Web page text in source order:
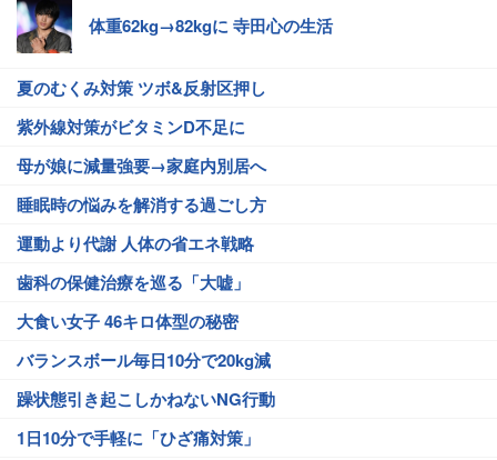
体重62kg→82kgに 寺田心の生活
夏のむくみ対策 ツボ&反射区押し
紫外線対策がビタミンD不足に
母が娘に減量強要→家庭内別居へ
睡眠時の悩みを解消する過ごし方
運動より代謝 人体の省エネ戦略
歯科の保健治療を巡る「大嘘」
大食い女子 46キロ体型の秘密
バランスボール毎日10分で20kg減
躁状態引き起こしかねないNG行動
1日10分で手軽に「ひざ痛対策」